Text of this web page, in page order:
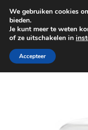
GRATIS
We gebruiken cookies
bieden.
Je kunt meer te weten
of ze uitschakelen in
Accepteer